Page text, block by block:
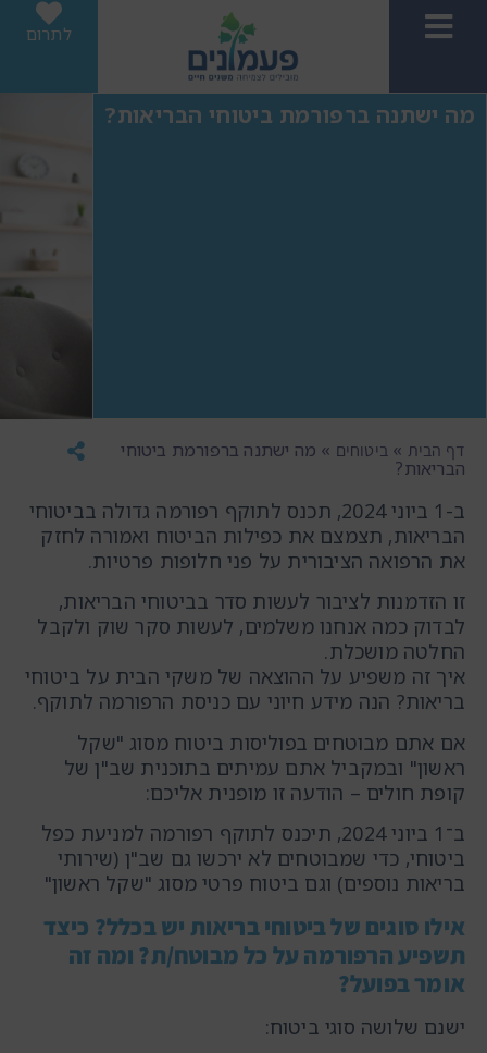
לתרום
מה ישתנה ברפורמת ביטוחי הבריאות?
דף הבית »ביטוחים » מה ישתנה ברפורמת ביטוחי
הבריאות?
ב-1 ביוני 2024, תכנס לתוקף רפורמה גדולה בביטוחי
הבריאות, תצמצם את כפילות הביטוח ואמורה לחזק
את הרפואה הציבורית על פני חלופות פרטיות.
זו הזדמנות לציבור לעשות סדר בביטוחי הבריאות,
לבדוק כמה אנחנו משלמים, לעשות סקר שוק ולקבל
החלטה מושכלת.
איך זה משפיע על ההוצאה של משקי הבית על ביטוחי
בריאות? הנה מידע חיוני עם כניסת הרפורמה לתוקף.
אם אתם מבוטחים בפוליסות ביטוח מסוג "שקל
ראשון" ובמקביל אתם עמיתים בתוכנית שב"ן של
קופת חולים – הודעה זו מופנית אליכם:
ב־1 ביוני 2024, תיכנס לתוקף רפורמה למניעת כפל
ביטוחי, כדי שמבוטחים לא ירכשו גם שב"ן (שירותי
בריאות נוספים) וגם ביטוח פרטי מסוג "שקל ראשון"
אילו סוגים של ביטוחי בריאות יש בכלל? כיצד
תשפיע הרפורמה על כל מבוטח/ת? ומה זה
אומר בפועל?
ישנם שלושה סוגי ביטוח: